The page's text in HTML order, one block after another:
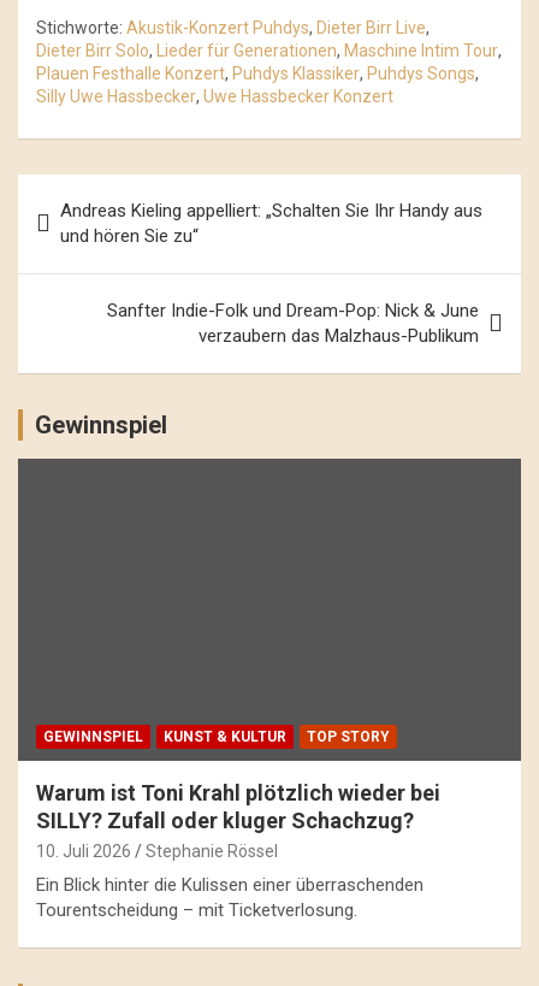
Stichworte: Akustik-Konzert Puhdys, Dieter Birr Live,
Dieter Birr Solo, Lieder für Generationen, Maschine Intim Tour,
Plauen Festhalle Konzert, Puhdys Klassiker, Puhdys Songs,
Silly Uwe Hassbecker, Uwe Hassbecker Konzert
Navigation
Andreas Kieling appelliert: „Schalten Sie Ihr Handy aus
und hören Sie zu“
Sanfter Indie-Folk und Dream-Pop: Nick & June
verzaubern das Malzhaus-Publikum
Gewinnspiel
GEWINNSPIEL KUNST & KULTUR TOP STORY
Warum ist Toni Krahl plötzlich wieder bei
SILLY? Zufall oder kluger Schachzug?
10. Juli 2026 Stephanie Rössel
Ein Blick hinter die Kulissen einer überraschenden
Tourentscheidung – mit Ticketverlosung.